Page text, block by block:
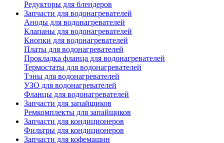
Редукторы для блендеров
Запчасти для водонагревателей
Аноды для водонагревателей
Клапаны для водонагревателей
Кнопки для водонагревателей
Платы для водонагревателей
Прокладка фланца для водонагревателей
Термостаты для водонагревателей
Тэны для водонагревателей
УЗО для водонагревателей
Фланцы для водонагревателей
Запчасти для запайщиков
Ремкомплекты для запайщиков
Запчасти для кондиционеров
Фильтры для кондиционеров
Запчасти для кофемашин